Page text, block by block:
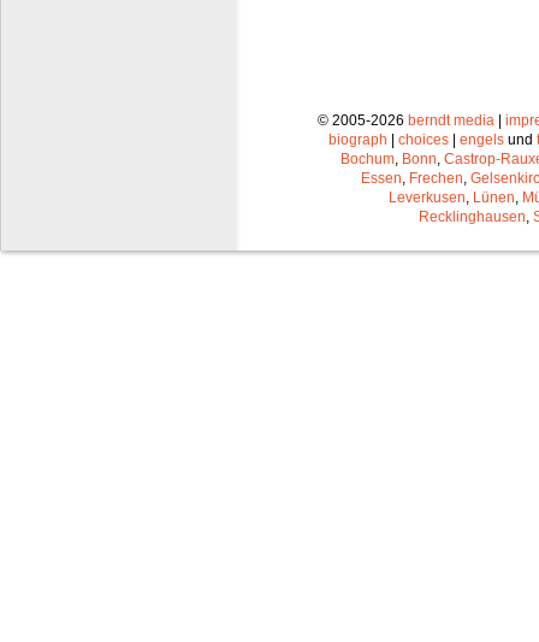
© 2005-2026 berndt media |
biograph | choices | engels und
Bochum Bonn Castrop-
Essen Frechen
Leverkusen Lünen
Recklinghausen